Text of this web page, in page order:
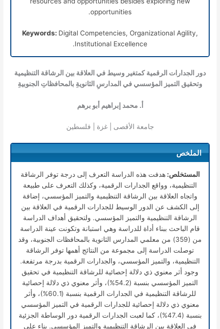
opportunities.
Keywords: Digital Competencies, Organizational Agility,
Institutional Excellence.
دور الجدارات الرقمية كمتغير وسيط في العلاقة بين الرشاقة التنظيمية
وتحقيق التميز المؤسسي في المدارسِ الثانويةِ بالمحافظاتِ الجنوبيةِ
أ. محمد إبراهيم أبو برهم
جامعة الأقصى | غزة | فلسطين
الملخص
المستخلص:هدفت هذه الدراسة التعرف إلى درجة توفر الرشاقة
التنظيمية، وواقع الجدارات الرقمية، وكذلك التعرف على طبيعة
واتجاه العلاقة بين الرشاقة التنظيمية والتميز المؤسسي، إضافة
إلى الكشف عن الدور الوسيط للجدارات الرقمية في العلاقة بين
الرشاقة التنظيمية والتميز المؤسسي. ولتحقيق أهداف الدراسة
قام الباحث ببناء أداة للدراسة وهي استبانة وتكونت عينة الدراسة
من (359) من معلمي المدارس الثانوية بالمحافظات الجنوبية، وقد
توصلت الدراسة إلى مجموعة من النتائج أهمها توفر الرشاقة
التنظيمية، والتميز المؤسسي، والجدارات الرقمية بدرجة مرتفعة.
وجود أثر معنوي ذي دلالة إحصائية للرشاقة التنظيمية في تحقيق
التميز المؤسسي بنسبة (54.2%)، وأثر معنوي ذي دلالة إحصائية
للرشاقة التنظيمية في الجدارات الرقمية بنسبة (60.1%)، وأثر
معنوي ذي دلالة إحصائية للجدارات الرقمية في التميز المؤسسي
بنسبة (47.4%)، كما لعبت الجدارات الرقمية دور الوساطة الجزئية
في العلاقة بين الرشاقة التنظيمية والتميز المؤسسي. بناء على